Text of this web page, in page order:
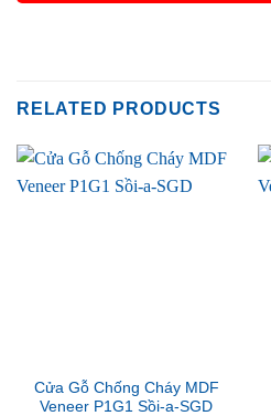
RELATED PRODUCTS
Cửa Gỗ Chống Cháy MDF
Veneer P1G1 Sồi-a-SGD